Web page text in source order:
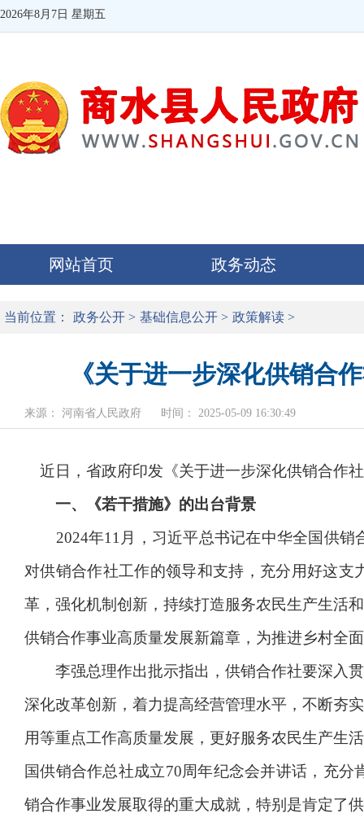
2026年8月7日 星期五
网站首页 政务动态
当前位置： 政务公开 > 基础信息公开 > 政策解读 >
《关于进一步深化供销合
来源： 河南省人民政府 时间： 2025-05-09 16:30:49
近日，省政府印发《关于进一步深化供销合作
一、《若干措施》的出台背景
2024年11月，习近平总书记在中华全国供销
对供销合作社工作的领导和支持，充分用好这
革，强化机制创新，持续打造服务农民生产生活
供销合作事业高质量发展新篇章，为推进乡村全
李强总理作出批示指出，供销合作社要深入贯
深化改革创新，着力提高经营管理水平，不断夯
用等重点工作高质量发展，更好服务农民生产生
国供销合作总社成立70周年纪念会并讲话，充
销合作事业发展取得的重大成就，特别是肯定了